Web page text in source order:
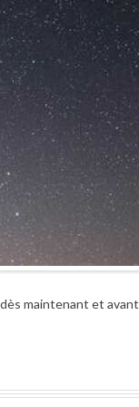
maintenant et avant